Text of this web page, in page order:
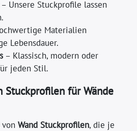
– Unsere Stuckprofile lassen
Materialien
Lebensdauer.
– Klassisch, modern oder
jeden Stil.
Stuckprofilen für Wände
vonWand Stuckprofilen, die je